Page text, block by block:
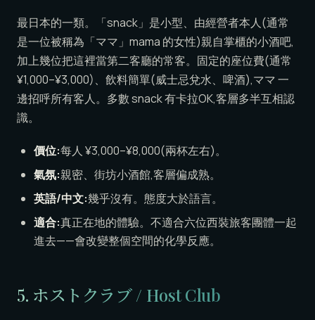
最日本的一類。「snack」是小型、由經營者本人(通常
是一位被稱為「ママ」mama 的女性)親自掌櫃的小酒吧,
加上幾位把這裡當第二客廳的常客。固定的座位費(通常
¥1,000–¥3,000)、飲料簡單(威士忌兌水、啤酒),ママ 一
邊招呼所有客人。多數 snack 有卡拉OK,客層多半互相認
識。
價位:每人 ¥3,000–¥8,000(兩杯左右)。
氣氛:親密、街坊小酒館,客層偏成熟。
英語/中文:幾乎沒有。態度大於語言。
適合:真正在地的體驗。不適合六位西裝旅客團體一起
進去——會改變整個空間的化學反應。
5. ホストクラブ / Host Club